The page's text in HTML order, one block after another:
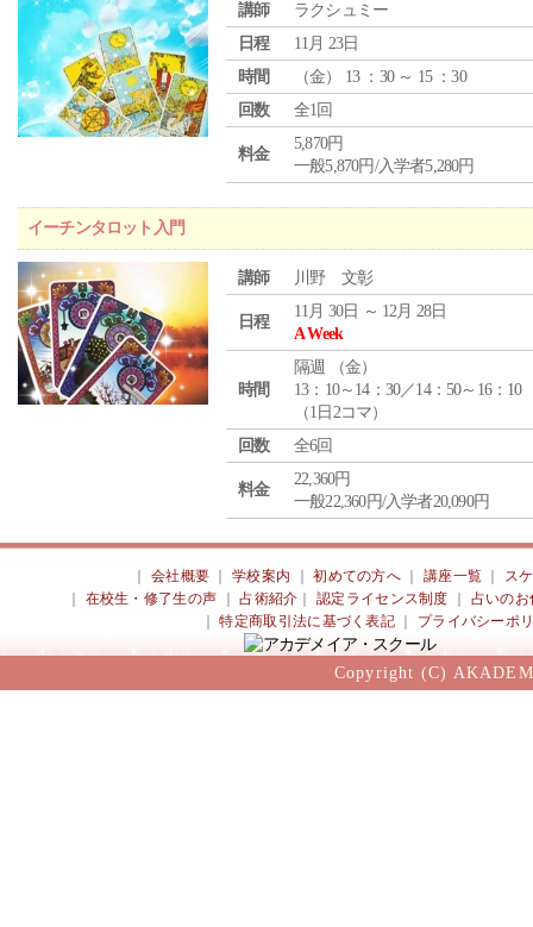
講師
ラクシュミー
日程
11月 23日
時間
（金） 13 ：30 ～ 15 ：30
回数
全1回
料金
5,870円
一般5,870円/入学者5,280円
イーチンタロット入門
講師 川野 文彰
日程
11月 30日 ～ 12月 28日
A Week
時間
隔週 （金）
13：10～14：30／14：50～16：10
（1日2コマ）
回数
全6回
料金
22,360円
一般22,360円/入学者20,090円
会社概要 ｜学校案内 ｜初めての方へ 講座一覧
ス
在校生・修了生の声 ｜占術紹介 ｜認定ライセンス制度
占いのお
｜特定商取引法に基づく表記 プライバシーポ
Copyright (C)